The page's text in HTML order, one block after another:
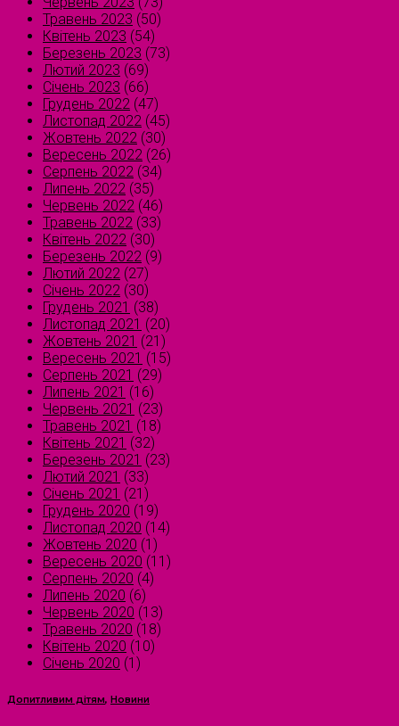
Травень 2023 (50)
Квітень 2023 (54)
Березень 2023 (73)
Лютий 2023 (69)
Січень 2023 (66)
Грудень 2022 (47)
Листопад 2022 (45)
Жовтень 2022 (30)
Вересень 2022 (26)
Серпень 2022 (34)
Липень 2022 (35)
Червень 2022 (46)
Травень 2022 (33)
Квітень 2022 (30)
Березень 2022 (9)
Лютий 2022 (27)
Січень 2022 (30)
Грудень 2021 (38)
Листопад 2021 (20)
Жовтень 2021 (21)
Вересень 2021 (15)
Серпень 2021 (29)
Липень 2021 (16)
Червень 2021 (23)
Травень 2021 (18)
Квітень 2021 (32)
Березень 2021 (23)
Лютий 2021 (33)
Січень 2021 (21)
Грудень 2020 (19)
Листопад 2020 (14)
Жовтень 2020 (1)
Вересень 2020 (11)
Серпень 2020 (4)
Липень 2020 (6)
Червень 2020 (13)
Травень 2020 (18)
Квітень 2020 (10)
Січень 2020 (1)
Допитливим дітям, Новини